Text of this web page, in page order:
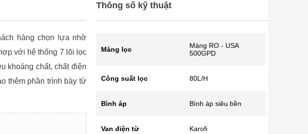
hàng chọn lựa nhờ
với hệ thống 7 lõi lọc
khoáng chất, chất điện
thêm phần trình bày từ
Thông số kỹ thuật
Màng lọc
Màng RO - USA
500GPD
Công suất lọc 80L/H
Bình áp Bình áp siêu bền
Van điện từ Karofi